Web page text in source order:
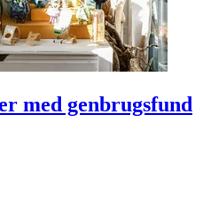
med genbrugsfund